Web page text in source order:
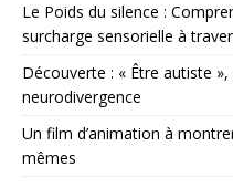
Le Poids du silence :
surcharge sensorielle à
Découverte : « Être autiste
neurodivergence
Un film d’animation à
mêmes